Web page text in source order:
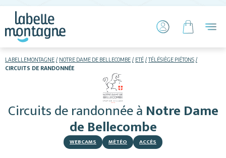
LABELLEMONTAGNE NOTRE DAME DE BELLECOMBE ETÉ
TÉLÉSIÈGE PIÉTONS
CIRCUITS DE RANDONNÉE
Circuits de randonnéeà Notre Dame
de Bellecombe
WEBCAMS MÉTÉO ACCÈS
Hébergements
Télésiège piétons